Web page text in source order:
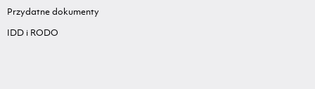
Przydatne dokumenty
IDD i RODO